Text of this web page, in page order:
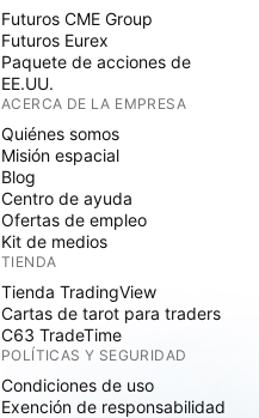
Futuros CME Group
Futuros Eurex
Paquete de acciones de
EE.UU.
ACERCA DE LA EMPRESA
Quiénes somos
Misión espacial
Blog
Centro de ayuda
Ofertas de empleo
Kit de medios
TIENDA
Tienda TradingView
Cartas de tarot para traders
C63 TradeTime
POLÍTICAS Y SEGURIDAD
Condiciones de uso
Exención de responsabilidad